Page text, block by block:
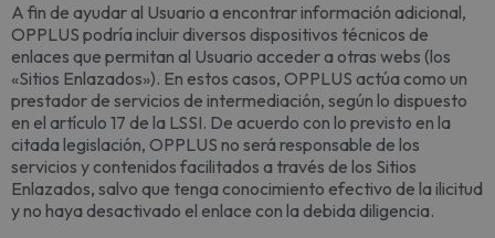
A fin de ayudar al Usuario a encontrar información adicional,
OPPLUS podría incluir diversos dispositivos técnicos de
enlaces que permitan al Usuario acceder a otras webs (los
«Sitios Enlazados»). En estos casos, OPPLUS actúa como un
prestador de servicios de intermediación, según lo dispuesto
en el artículo 17 de la LSSI. De acuerdo con lo previsto en la
citada legislación, OPPLUS no será responsable de los
servicios y contenidos facilitados a través de los Sitios
Enlazados, salvo que tenga conocimiento efectivo de la ilicitud
y no haya desactivado el enlace con la debida diligencia.